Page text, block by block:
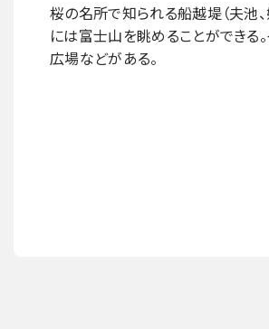
桜の名所で知られる船越堤（夫池
には富士山を眺めることができる。
広場などがある。